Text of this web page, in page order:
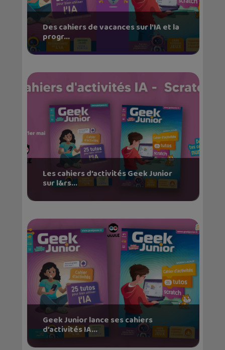
Des cahiers de vacances sur l’IA et la
progr...
Les cahiers d’activités Geek Junior
sur l&rs...
Geek Junior lance ses cahiers
d’activités IA...